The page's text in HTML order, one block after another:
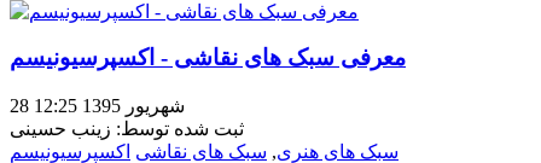
معرفی سبک های نقاشی - اکسپرسیونیسم
28 شهریور 1395 12:25
ثبت شده توسط: زینب حسینی
سبک های هنری, سبک های نقاشی اکسپرسیونیسم